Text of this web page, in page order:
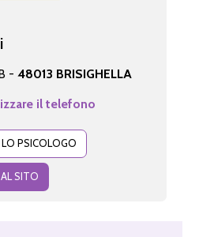
- 48013 BRISIGHELLA
il telefono
PSICOLOGO
SITO